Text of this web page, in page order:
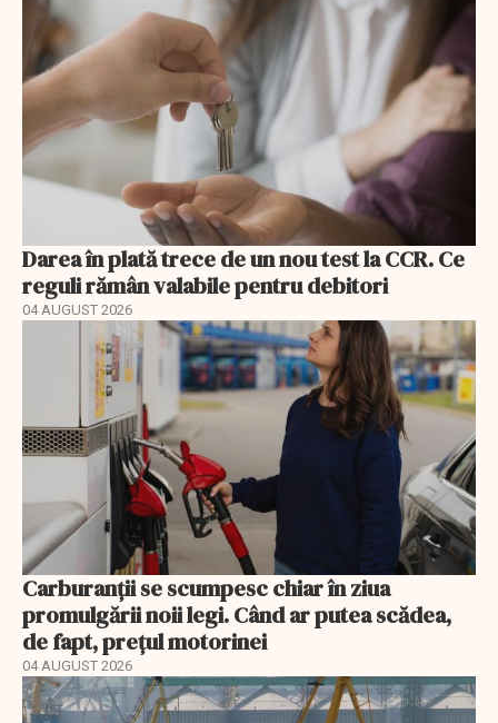
Darea în plată trece de un nou test la CCR. Ce
reguli rămân valabile pentru debitori
04 AUGUST 2026
Carburanții se scumpesc chiar în ziua
promulgării noii legi. Când ar putea scădea,
de fapt, prețul motorinei
04 AUGUST 2026